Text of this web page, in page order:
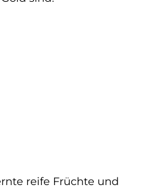
reife Früchte und